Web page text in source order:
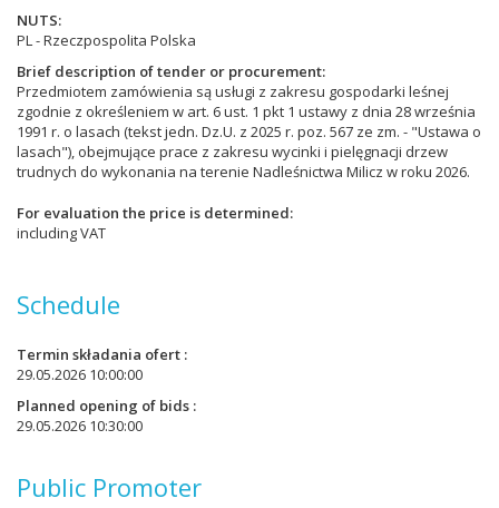
NUTS
PL - Rzeczpospolita Polska
Brief description of tender or procurement
Przedmiotem zamówienia są usługi z zakresu gospodarki leśnej
zgodnie z określeniem w art. 6 ust. 1 pkt 1 ustawy z dnia 28 września
1991 r. o lasach (tekst jedn. Dz.U. z 2025 r. poz. 567 ze zm. - "Ustawa o
lasach"), obejmujące prace z zakresu wycinki i pielęgnacji drzew
trudnych do wykonania na terenie Nadleśnictwa Milicz w roku 2026.
For evaluation the price is determined
including VAT
Schedule
Termin składania ofert
29.05.2026 10:00:00
Planned opening of bids
29.05.2026 10:30:00
Public Promoter